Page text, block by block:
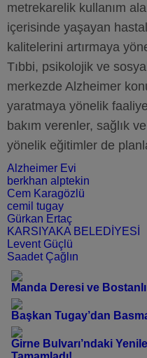
metrekarelik kullanım
içerisinde yaşayan
kalitelerini artırmaya
Tıbbi, psikolojik ve
merkezde Alzheimer
yaratmaya yönelik
bakım verenler, sağlık
yönelik eğitimler de
Alzheimer Evi
berkhan alptekin
Cem Karagözlü
cemil tugay
Gürkan Ertaç
KARSIYAKA BELEDİYESİ
Levent Güçlü
Saadet Çağlın
Manda Deresi ve
Başkan Tugay’dan
Girne Bulvarı’ndaki